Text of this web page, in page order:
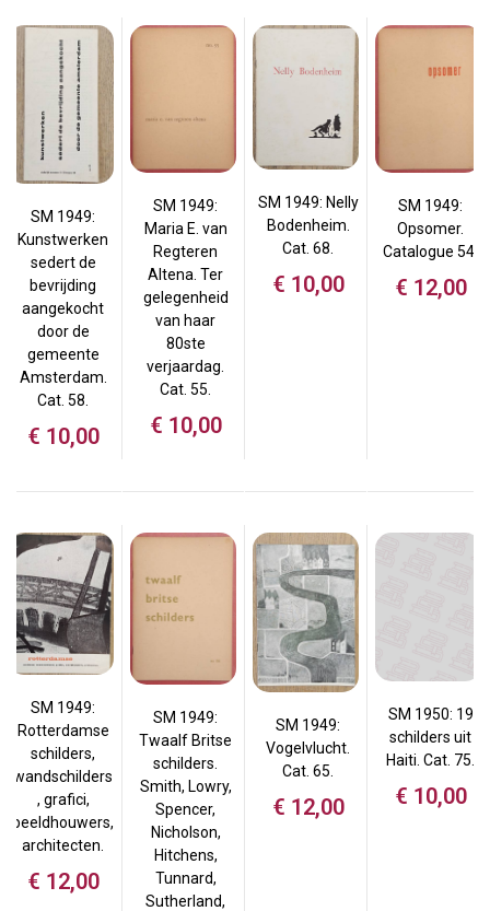
SM 1949:
Kunstwerken
sedert de
bevrijding
aangekocht
door de
gemeente
Amsterdam.
Cat. 58.
€ 10,00
SM 1949:
Maria E. van
Regteren
Altena. Ter
gelegenheid
van haar
80ste
verjaardag.
Cat. 55.
€ 10,00
SM 1949: Nelly
Bodenheim.
Cat. 68.
€ 10,00
SM 1949:
Opsomer.
Catalogue 54.
€ 12,00
SM 1949:
Rotterdamse
schilders,
wandschilders
, grafici,
beeldhouwers,
architecten.
€ 12,00
SM 1949:
Twaalf Britse
schilders.
Smith, Lowry,
Spencer,
Nicholson,
Hitchens,
Tunnard,
Sutherland,
SM 1949:
Vogelvlucht.
Cat. 65.
€ 12,00
SM 1950: 19
schilders uit
Haiti. Cat. 75.
€ 10,00